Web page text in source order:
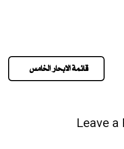
قائمة الابحار الخامس
Leave a